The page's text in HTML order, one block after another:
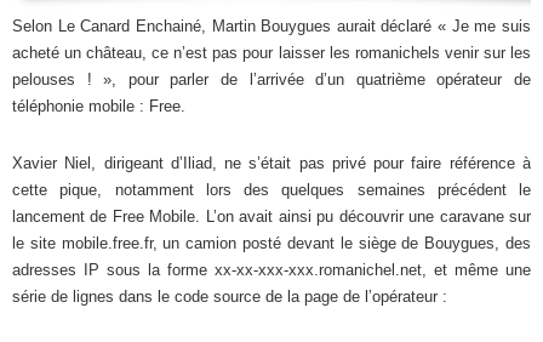
Selon Le Canard Enchainé, Martin Bouygues aurait déclaré « Je me suis
acheté un château, ce n’est pas pour laisser les romanichels venir sur les
pelouses ! », pour parler de l’arrivée d’un quatrième opérateur de
téléphonie mobile : Free.
Xavier Niel, dirigeant d’Iliad, ne s’était pas privé pour faire référence à
cette pique, notamment lors des quelques semaines précédent le
lancement de Free Mobile. L’on avait ainsi pu découvrir une caravane sur
le site mobile.free.fr, un camion posté devant le siège de Bouygues, des
adresses IP sous la forme xx-xx-xxx-xxx.romanichel.net, et même une
série de lignes dans le code source de la page de l’opérateur :